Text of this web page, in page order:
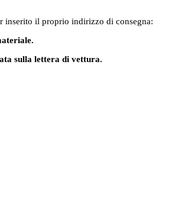
inserito il proprio indirizzo di consegna:
sulla lettera di vettura.